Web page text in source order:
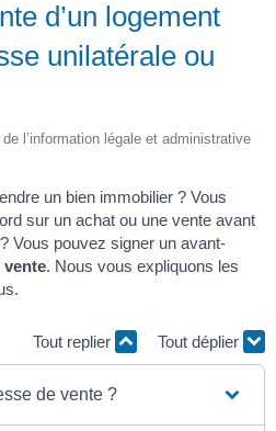
d’un logement
unilatérale ou
l’information légale et administrative
un bien immobilier ? Vous
sur un achat ou une vente avant
Vous pouvez signer un avant-
vente. Nous vous expliquons les
Tout replier Tout déplier
de vente ?